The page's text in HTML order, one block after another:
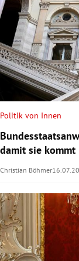
Politik von Innen
damit sie kommt
Christian Böhmer